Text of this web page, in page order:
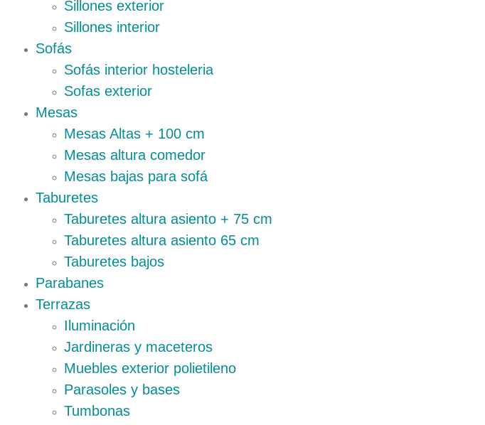
Sillones exterior
Sillones interior
Sofás
Sofás interior hosteleria
Sofas exterior
Mesas
Mesas Altas + 100 cm
Mesas altura comedor
Mesas bajas para sofá
Taburetes
Taburetes altura asiento + 75 cm
Taburetes altura asiento 65 cm
Taburetes bajos
Parabanes
Terrazas
Iluminación
Jardineras y maceteros
Muebles exterior polietileno
Parasoles y bases
Tumbonas